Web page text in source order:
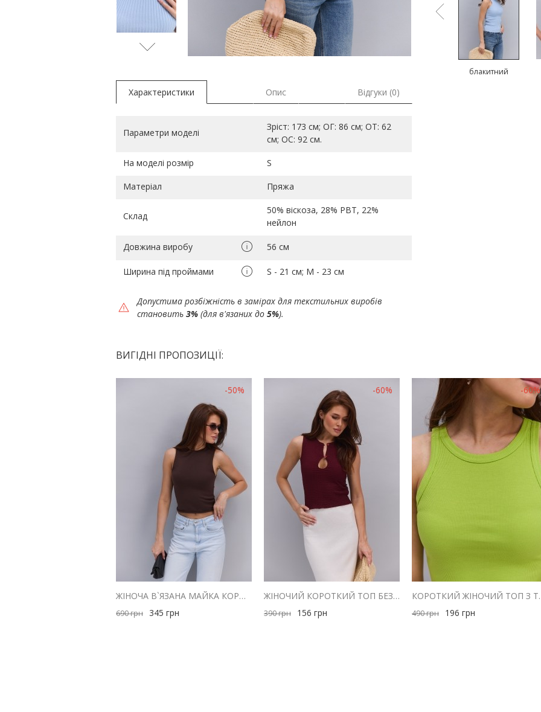
блакитний
Характеристики Опис Відгуки (0)
Параметри моделі
Зріст: 173 см; ОГ: 86 см; ОТ: 62
см; ОС: 92 см.
На моделі розмір S
Матеріал Пряжа
Склад
50% віскоза, 28% PBT, 22%
нейлон
Довжина виробу 56 см
Ширина під проймами S - 21 см; M - 23 см
Допустима розбіжність в замірах для текстильних виробів
становить 3% (для в'язаних до 5%).
ВИГІДНІ ПРОПОЗИЦІЇ:
-50%
ЖІНОЧА В`ЯЗАНА МАЙКА КОРИЧНЕВА З ЗАКРУЧЕНИМИ КРАЯМИ
690грн 345 грн
-60%
ЖІНОЧИЙ КОРОТКИЙ ТОП БЕЗ РУКАВІВ БОРДОВИЙ З ВИРІЗОМ НА ҐУДЗИКАХ
390грн 156 грн
-60%
КОРОТКИЙ
490грн 196 грн